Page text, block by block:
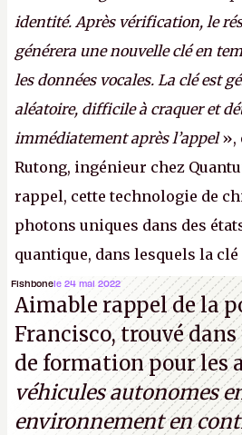
identité. Après vérification, le
générera une nouvelle clé en
les données vocales. La clé est
aléatoire, difficile à craquer et
immédiatement après l’appel»,
Rutong, ingénieur chez
rappel, cette technologie de
photons uniques dans des
quantique, dans lesquels la
garantir une sécurité
parties distantes. Vous ne
normal, ça fait toujours ça
(Crédit photo : China Telecom)
Fishbonele 24 mai 2022
Aimable rappel de la
Francisco, trouvé
de formation pour les
véhicules autonomes
environnement en